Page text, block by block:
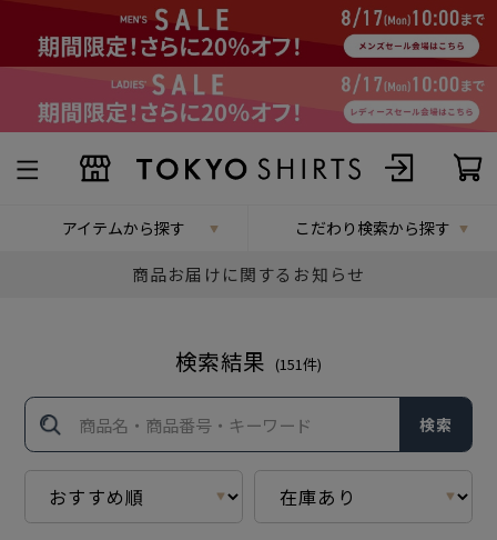
アイテムから探す こだわり検索から探す
商品お届けに関するお知らせ
検索結果 (151件)
検索